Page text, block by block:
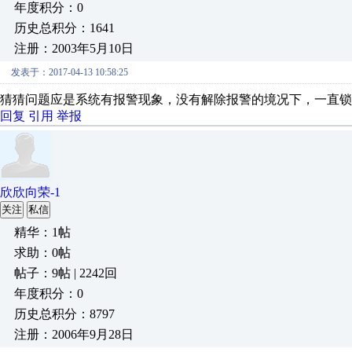
年度积分：0
历史总积分：1641
注册：2003年5月10日
发表于：2017-04-13 10:58:25
猜猜问题应是系统有报警现象，没有解除报警的境况下，一直锁
回复 引用 举报
欣欣向荣-1
关注 私信
精华：1帖
求助：0帖
帖子：9帖 | 2242回
年度积分：0
历史总积分：8797
注册：2006年9月28日